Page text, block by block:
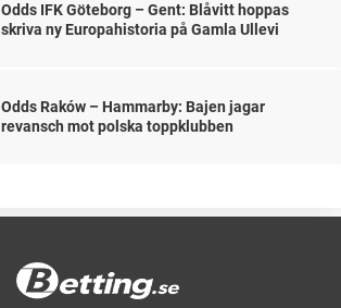
Odds IFK Göteborg – Gent: Blåvitt hoppas
skriva ny Europahistoria på Gamla Ullevi
Odds Raków – Hammarby: Bajen jagar
revansch mot polska toppklubben